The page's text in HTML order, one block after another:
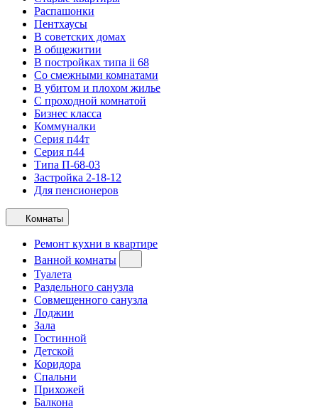
Распашонки
Пентхаусы
В советских домах
В общежитии
В постройках типа ii 68
Со смежными комнатами
В убитом и плохом жилье
С проходной комнатой
Бизнес класса
Коммуналки
Серия п44т
Серия п44
Типа П-68-03
Застройка 2-18-12
Для пенсионеров
Комнаты
Ремонт кухни в квартире
Ванной комнаты
Туалета
Раздельного санузла
Совмещенного санузла
Лоджии
Зала
Гостинной
Детской
Коридора
Спальни
Прихожей
Балкона